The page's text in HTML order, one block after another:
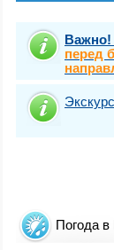
Важно!
перед
Погода в